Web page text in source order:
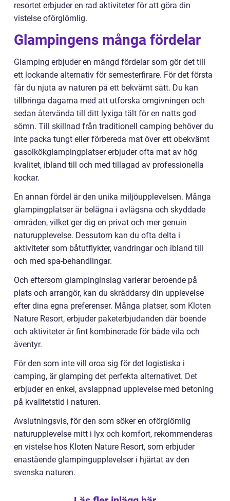
resortet erbjuder en rad aktiviteter för att göra din
vistelse oförglömlig.
Glampingens många fördelar
Glamping erbjuder en mängd fördelar som gör det till
ett lockande alternativ för semesterfirare. För det första
får du njuta av naturen på ett bekvämt sätt. Du kan
tillbringa dagarna med att utforska omgivningen och
sedan återvända till ditt lyxiga tält för en natts god
sömn. Till skillnad från traditionell camping behöver du
inte packa tungt eller förbereda mat över ett obekvämt
gasolkökglampingplatser erbjuder ofta mat av hög
kvalitet, ibland till och med tillagad av professionella
kockar.
En annan fördel är den unika miljöupplevelsen. Många
glampingplatser är belägna i avlägsna och skyddade
områden, vilket ger dig en privat och mer genuin
naturupplevelse. Dessutom kan du ofta delta i
aktiviteter som båtutflykter, vandringar och ibland till
och med spa-behandlingar.
Och eftersom glampinginslag varierar beroende på
plats och arrangör, kan du skräddarsy din upplevelse
efter dina egna preferenser. Många platser, som Kloten
Nature Resort, erbjuder paketerbjudanden där boende
och aktiviteter är fint kombinerade för både vila och
äventyr.
För den som inte vill oroa sig för det logistiska i
camping, är glamping det perfekta alternativet. Det
erbjuder en enkel, avslappnad upplevelse med betoning
på kvalitetstid i naturen.
Avslutningsvis, för den som söker en oförglömlig
naturupplevelse mitt i lyx och komfort, rekommenderas
en vistelse hos Kloten Nature Resort, som erbjuder
enastående glampingupplevelser i hjärtat av den
svenska naturen.